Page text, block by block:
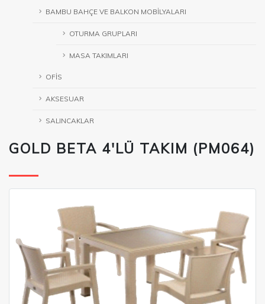
BAMBU BAHÇE VE BALKON MOBİLYALARI
OTURMA GRUPLARI
MASA TAKIMLARI
OFİS
AKSESUAR
SALINCAKLAR
GOLD BETA 4'LÜ TAKIM (PM064)